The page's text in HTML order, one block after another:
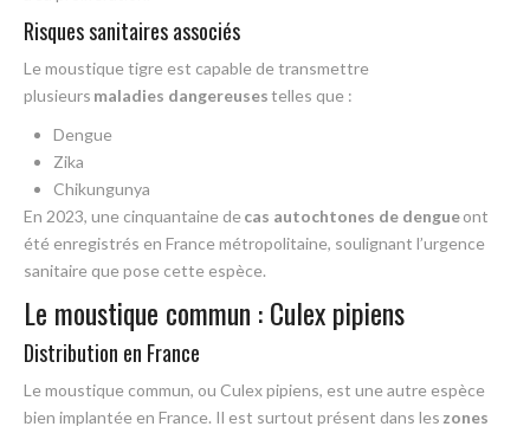
Risques sanitaires associés
Le moustique tigre est capable de transmettre
plusieurs maladies dangereusestelles que :
Dengue
Zika
Chikungunya
En 2023, une cinquantaine decas autochtones de dengueont
été enregistrés en France métropolitaine, soulignant l’urgence
sanitaire que pose cette espèce.
Le moustique commun : Culex pipiens
Distribution en France
Le moustique commun, ou Culex pipiens, est une autre espèce
bien implantée en France. Il est surtout présent dans les zones